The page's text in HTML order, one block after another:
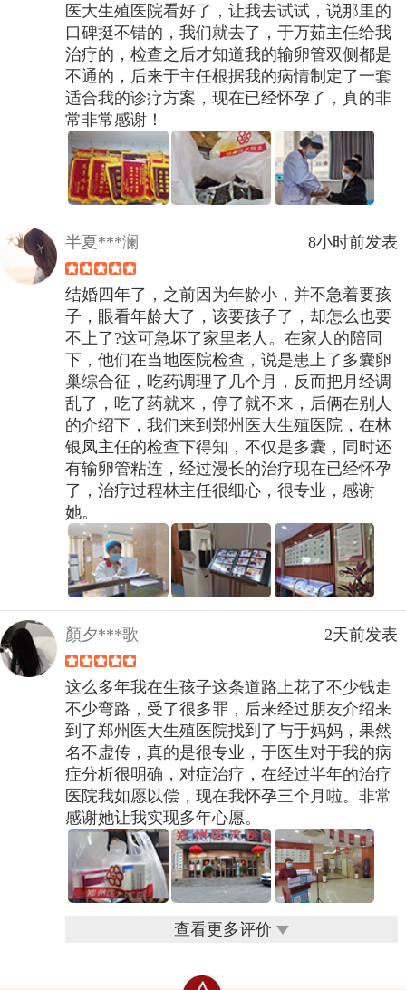
医大生殖医院看好了，让我去试试，说那里的
口碑挺不错的，我们就去了，于万茹主任给我
治疗的，检查之后才知道我的输卵管双侧都是
不通的，后来于主任根据我的病情制定了一套
适合我的诊疗方案，现在已经怀孕了，真的非
常非常感谢！
半夏***澜 8小时前发表
结婚四年了，之前因为年龄小，并不急着要孩
子，眼看年龄大了，该要孩子了，却怎么也要
不上了?这可急坏了家里老人。在家人的陪同
下，他们在当地医院检查，说是患上了多囊卵
巢综合征，吃药调理了几个月，反而把月经调
乱了，吃了药就来，停了就不来，后俩在别人
的介绍下，我们来到郑州医大生殖医院，在林
银凤主任的检查下得知，不仅是多囊，同时还
有输卵管粘连，经过漫长的治疗现在已经怀孕
了，治疗过程林主任很细心，很专业，感谢
她。
顏夕***歌 2天前发表
这么多年我在生孩子这条道路上花了不少钱走
不少弯路，受了很多罪，后来经过朋友介绍来
到了郑州医大生殖医院找到了与于妈妈，果然
名不虚传，真的是很专业，于医生对于我的病
症分析很明确，对症治疗，在经过半年的治疗
医院我如愿以偿，现在我怀孕三个月啦。非常
感谢她让我实现多年心愿。
查看更多评价